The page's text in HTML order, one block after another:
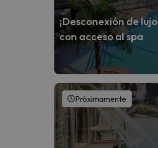
¡Desconexión de
con acceso al spa
Próximamente